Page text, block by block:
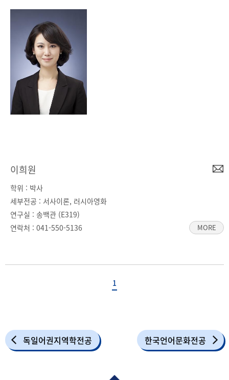
이희원
학위 : 박사
세부전공 : 서사이론, 러시아영화
연구실 : 송백관 (E319)
연락처 : 041-550-5136 MORE
1
독일어권지역학전공 한국언어문화전공